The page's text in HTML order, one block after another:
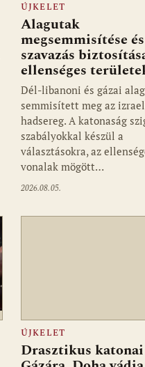
ÚJKELET
Alagutak
megsemmisítése
szavazás
ellenséges
Dél-libanoni és gázai
semmisített meg az
hadsereg. A katonaság
szabályokkal készül a
választásokra, az
vonalak mögött…
2026.08.05.
ÚJKELET
Drasztikus